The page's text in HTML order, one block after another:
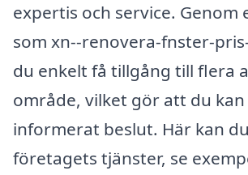
expertis och service.
som xn--renovera-fnster-
du enkelt få tillgång till flera
område, vilket gör att du
informerat beslut. Här kan
företagets tjänster, se